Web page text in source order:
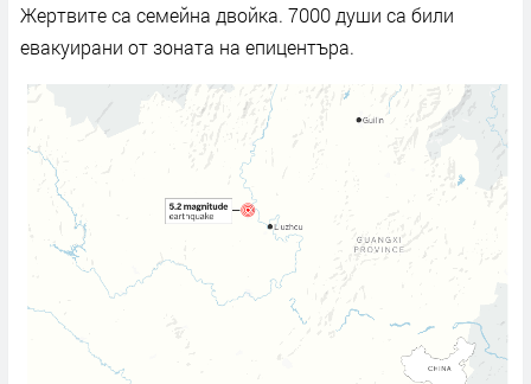
Жертвите са семейна двойка. 7000 души са били
евакуирани от зоната на епицентъра.